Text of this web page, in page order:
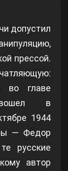
допустил
прессой.
во главе
вошел в
1944
— Федор
русские
автор